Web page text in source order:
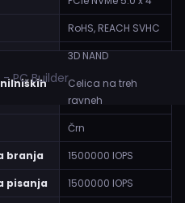
RoHS, REACH SVHC
3D NAND
Celica na treh
ravneh
Črn
branja
1500000 IOPS
pisanja
1500000 IOPS
PC Builder